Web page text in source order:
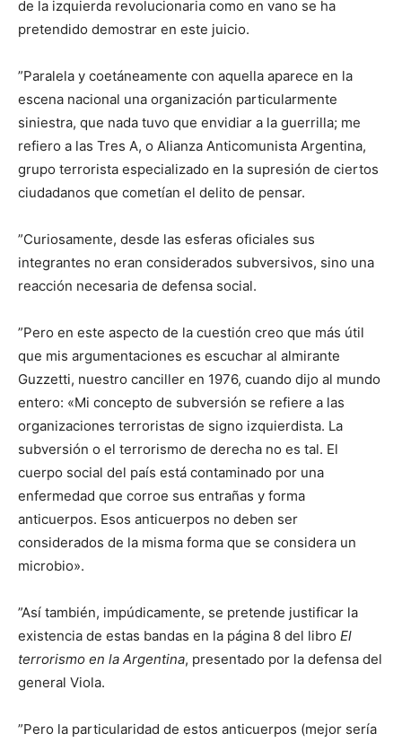
de la izquierda revolucionaria como en vano se ha
pretendido demostrar en este juicio.
”Paralela y coetáneamente con aquella aparece en la
escena nacional una organización particularmente
siniestra, que nada tuvo que envidiar a la guerrilla; me
refiero a las Tres A, o Alianza Anticomunista Argentina,
grupo terrorista especializado en la supresión de ciertos
ciudadanos que cometían el delito de pensar.
”Curiosamente, desde las esferas oficiales sus
integrantes no eran considerados subversivos, sino una
reacción necesaria de defensa social.
”Pero en este aspecto de la cuestión creo que más útil
que mis argumentaciones es escuchar al almirante
Guzzetti, nuestro canciller en 1976, cuando dijo al mundo
entero: «Mi concepto de subversión se refiere a las
organizaciones terroristas de signo izquierdista. La
subversión o el terrorismo de derecha no es tal. El
cuerpo social del país está contaminado por una
enfermedad que corroe sus entrañas y forma
anticuerpos. Esos anticuerpos no deben ser
considerados de la misma forma que se considera un
microbio».
”Así también, impúdicamente, se pretende justificar la
existencia de estas bandas en la página 8 del libro El
terrorismo en la Argentina, presentado por la defensa del
general Viola.
”Pero la particularidad de estos anticuerpos (mejor sería